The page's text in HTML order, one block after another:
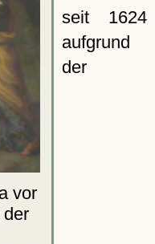
vor
der
seit 1624
aufgrund
der